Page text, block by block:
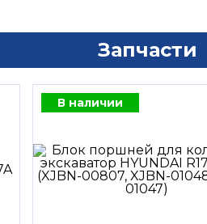
Запчасти
В наличии